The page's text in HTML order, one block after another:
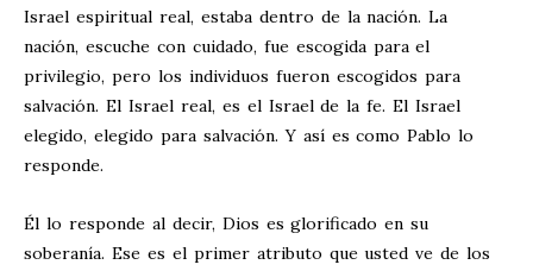
Israel espiritual real, estaba dentro de la nación. La
nación, escuche con cuidado, fue escogida para el
privilegio, pero los individuos fueron escogidos para
salvación. El Israel real, es el Israel de la fe. El Israel
elegido, elegido para salvación. Y así es como Pablo lo
responde.
Él lo responde al decir, Dios es glorificado en su
soberanía. Ese es el primer atributo que usted ve de los